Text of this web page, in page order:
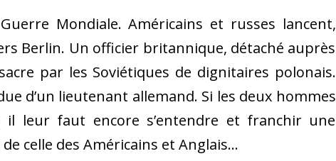
Mondiale. Américains et russes lancent,
Berlin. Un officier britannique, détaché auprès
par les Soviétiques de dignitaires polonais.
d’un lieutenant allemand. Si les deux hommes
il leur faut encore s’entendre et franchir une
celle des Américains et Anglais…